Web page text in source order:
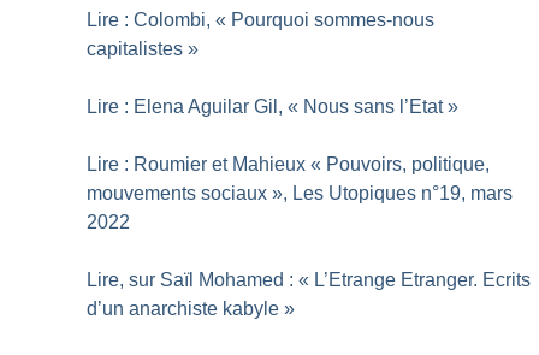
Lire : Colombi, « Pourquoi sommes-nous
capitalistes »
Lire : Elena Aguilar Gil, « Nous sans l’Etat »
Lire : Roumier et Mahieux « Pouvoirs, politique,
mouvements sociaux », Les Utopiques n°19, mars
2022
Lire, sur Saïl Mohamed : « L’Etrange Etranger. Ecrits
d’un anarchiste kabyle »